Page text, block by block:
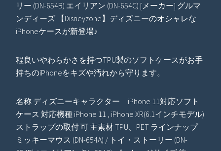
リー (DN-654B) エイリアン (DN-654C) [メーカー] グルマ
ンディーズ 【Disneyzone】ディズニーのオシャレな
iPhoneケースが新登場♪
程良いやわらかさを持つTPU製のソフトケースがお手
持ちのiPhoneをキズや汚れから守ります。
名称 ディズニーキャラクター iPhone 11対応ソフト
ケース 対応機種 iPhone 11 , iPhone XR(6.1インチモデル)
ストラップの取付 可 主素材 TPU、PET ラインナップ
ミッキーマウス (DN-654A) / トイ・ストーリー (DN-